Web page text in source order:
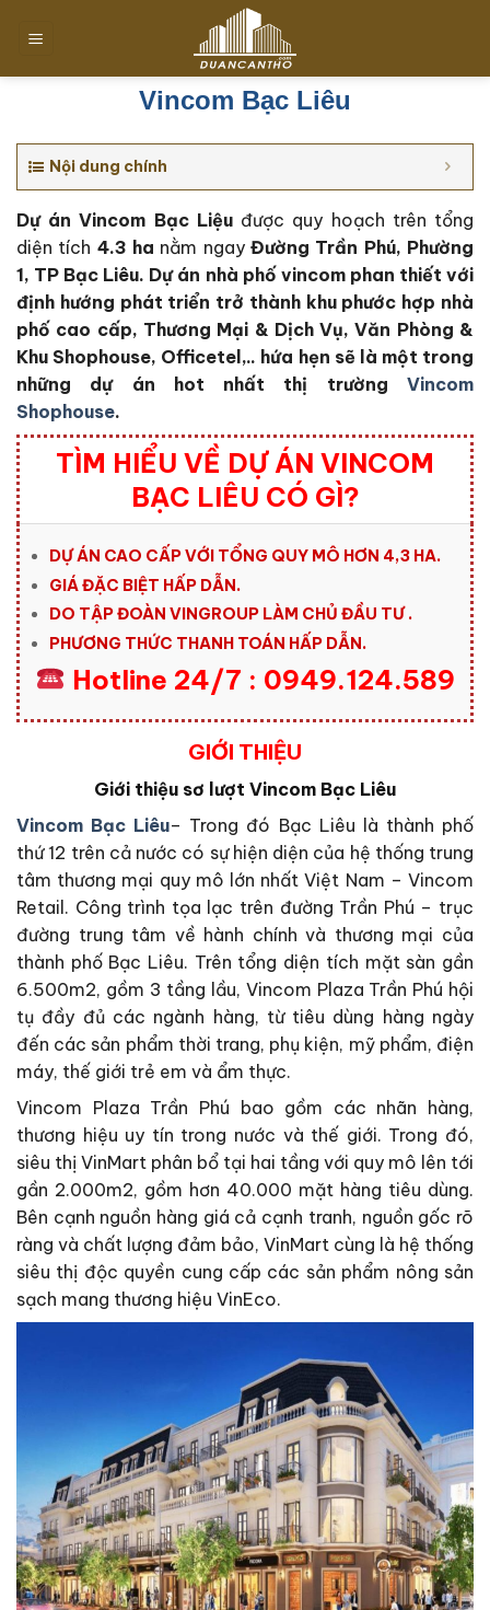
đến
Vincom Bạc Liêu
Nội dung chính
Dự án Vincom Bạc Liệu được quy hoạch trên tổng
diện tích 4.3 ha nằm ngayĐường Trần Phú, Phường
1, TP Bạc Liêu. Dự án nhà phố vincom phan thiết với
định hướng phát triển trở thành khu phước hợp nhà
phố cao cấp, Thương Mại & Dịch Vụ, Văn Phòng &
Khu Shophouse, Officetel,.. hứa hẹn sẽ là một trong
những dự án hot nhất thị trường Vincom
Shophouse.
TÌM HIỂU VỀ DỰ ÁN VINCOM
BẠC LIÊU CÓ GÌ?
DỰ ÁN CAO CẤP VỚI TỔNG QUY MÔ HƠN 4,3 HA.
GIÁ ĐẶC BIỆT HẤP DẪN.
DO TẬP ĐOÀN VINGROUP LÀM CHỦ ĐẦU TƯ .
PHƯƠNG THỨC THANH TOÁN HẤP DẪN.
Hotline 24/7 : 0949.124.589
GIỚI THIỆU
Giới thiệu sơ lượt Vincom Bạc Liêu
Vincom Bạc Liêu– Trong đó Bạc Liêu là thành phố
thứ 12 trên cả nước có sự hiện diện của hệ thống trung
tâm thương mại quy mô lớn nhất Việt Nam – Vincom
Retail. Công trình tọa lạc trên đường Trần Phú – trục
đường trung tâm về hành chính và thương mại của
thành phố Bạc Liêu. Trên tổng diện tích mặt sàn gần
6.500m2, gồm 3 tầng lầu, Vincom Plaza Trần Phú hội
tụ đầy đủ các ngành hàng, từ tiêu dùng hàng ngày
đến các sản phẩm thời trang, phụ kiện, mỹ phẩm, điện
máy, thế giới trẻ em và ẩm thực.
Vincom Plaza Trần Phú bao gồm các nhãn hàng,
thương hiệu uy tín trong nước và thế giới. Trong đó,
siêu thị VinMart phân bổ tại hai tầng với quy mô lên tới
gần 2.000m2, gồm hơn 40.000 mặt hàng tiêu dùng.
Bên cạnh nguồn hàng giá cả cạnh tranh, nguồn gốc rõ
ràng và chất lượng đảm bảo, VinMart cùng là hệ thống
siêu thị độc quyền cung cấp các sản phẩm nông sản
sạch mang thương hiệu VinEco.